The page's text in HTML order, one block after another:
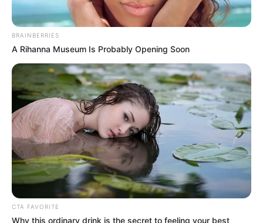
in
Itt a vége: Varga Judit
lelepleződött, most már
mindenki tudja róla
Szerző • July 24, 2025
BRAINBERRIES
A Rihanna Museum Is Probably Opening Soon
CTA FAVORITE
Why this ordinary drink is the secret to feeling your best